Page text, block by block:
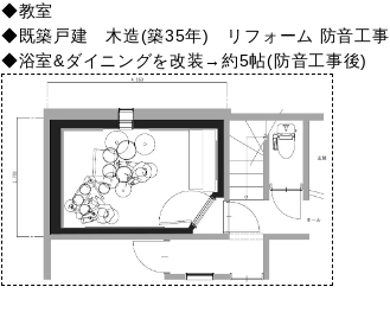
◆教室
◆既築戸建 木造(築35年) リフォーム 防音工事
◆浴室&ダイニングを改装→約5帖(防音工事後)